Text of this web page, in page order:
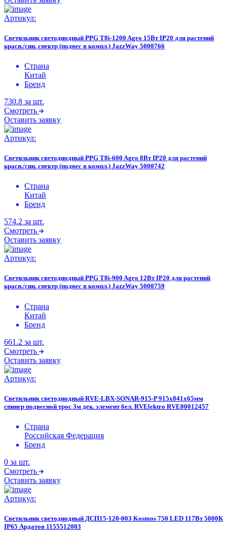
Артикул:
Светильник светодиодный PPG T8i-1200 Agro 15Вт IP20 для растений
красн./син. спектр (подвес в компл.) JazzWay 5000766
Страна
Китай
Бренд
730.8 за шт.
Смотреть
Оставить заявку
Артикул:
Светильник светодиодный PPG T8i-600 Agro 8Вт IP20 для растений
красн./син. спектр (подвес в компл.) JazzWay 5000742
Страна
Китай
Бренд
574.2 за шт.
Смотреть
Оставить заявку
Артикул:
Светильник светодиодный PPG T8i-900 Agro 12Вт IP20 для растений
красн./син. спектр (подвес в компл.) JazzWay 5000759
Страна
Китай
Бренд
661.2 за шт.
Смотреть
Оставить заявку
Артикул:
Светильник светодиодный RVE-LBX-SONAR-915-P 915х841х65мм
спинер подвесной трос 3м дек. элемент бел. RVElektro RVE00012457
Страна
Российская Федерация
Бренд
0 за шт.
Смотреть
Оставить заявку
Артикул:
Светильник светодиодный ДСП15-120-003 Kosmos 750 LED 117Вт 5000К
IP65 Ардатов 1155512003